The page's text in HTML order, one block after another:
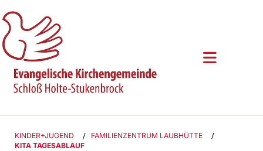
KINDER+JUGEND / FAMILIENZENTRUM LAUBHÜTTE /
KITA TAGESABLAUF